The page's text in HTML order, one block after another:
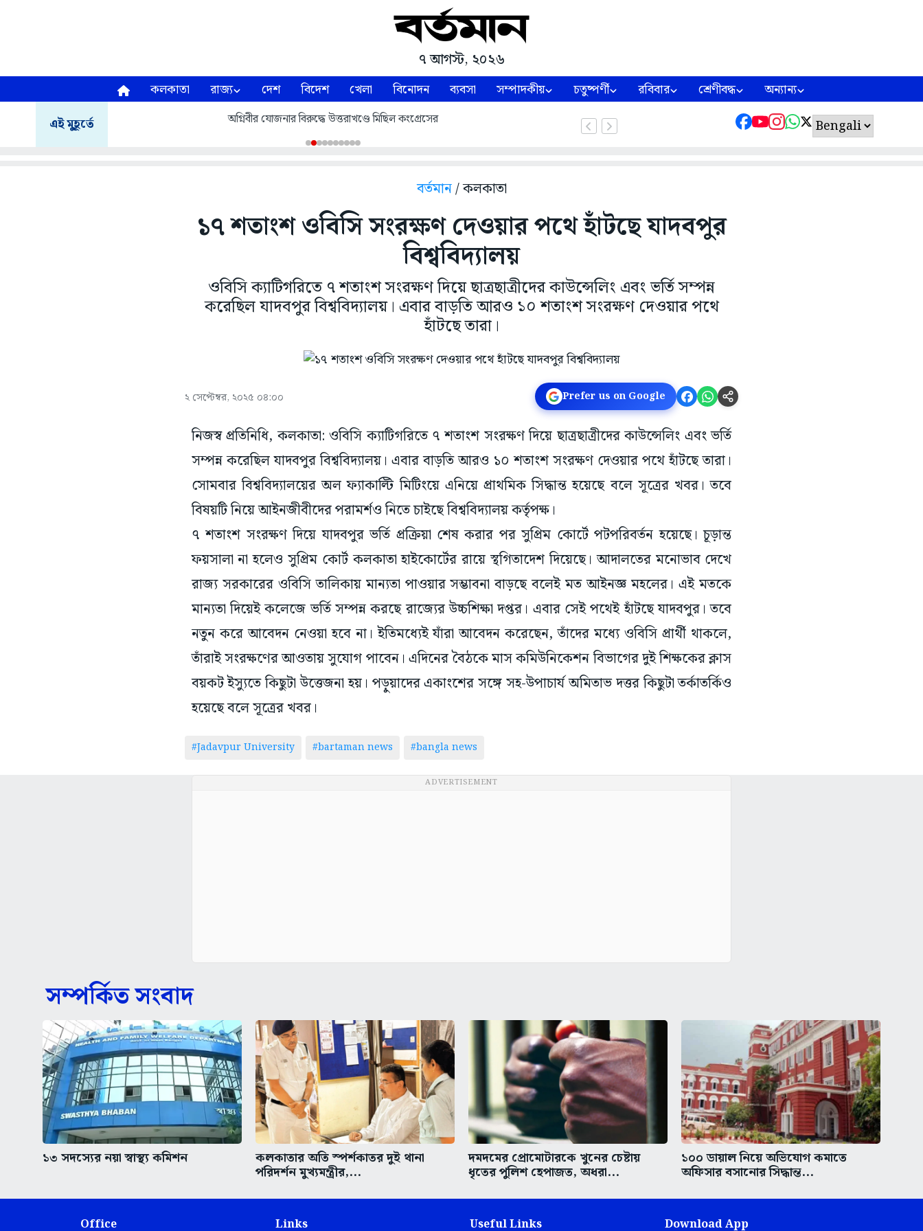
৭ আগস্ট, ২০২৬
কলকাতা রাজ্য দেশ বিদেশ খেলা বিনোদন ব্যবসা সম্পাদকীয় চতুষ্পর্ণী রবিবার শ্রেণীবদ্ধ অন্যান্য
এই মুহূর্তে অগ্নিবীর যোজনার বিরুদ্ধে উত্তরাখণ্ডে মিছিল কংগ্রেসের
বর্তমান/ কলকাতা
১৭ শতাংশ ওবিসি সংরক্ষণ দেওয়ার পথে হাঁটছে যাদবপুর
বিশ্ববিদ্যালয়
ওবিসি ক্যাটিগরিতে ৭ শতাংশ সংরক্ষণ দিয়ে ছাত্রছাত্রীদের কাউন্সেলিং এবং ভর্তি সম্পন্ন
করেছিল যাদবপুর বিশ্ববিদ্যালয়। এবার বাড়তি আরও ১০ শতাংশ সংরক্ষণ দেওয়ার পথে
হাঁটছে তারা।
২ সেপ্টেম্বর, ২০২৫ ০৪:০০ Prefer us on Google
নিজস্ব প্রতিনিধি, কলকাতা: ওবিসি ক্যাটিগরিতে ৭ শতাংশ সংরক্ষণ দিয়ে ছাত্রছাত্রীদের কাউন্সেলিং এবং ভর্তি
সম্পন্ন করেছিল যাদবপুর বিশ্ববিদ্যালয়। এবার বাড়তি আরও ১০ শতাংশ সংরক্ষণ দেওয়ার পথে হাঁটছে তারা।
সোমবার বিশ্ববিদ্যালয়ের অল ফ্যাকাল্টি মিটিংয়ে এনিয়ে প্রাথমিক সিদ্ধান্ত হয়েছে বলে সূত্রের খবর। তবে
বিষয়টি নিয়ে আইনজীবীদের পরামর্শও নিতে চাইছে বিশ্ববিদ্যালয় কর্তৃপক্ষ।
৭ শতাংশ সংরক্ষণ দিয়ে যাদবপুর ভর্তি প্রক্রিয়া শেষ করার পর সুপ্রিম কোর্টে পটপরিবর্তন হয়েছে। চূড়ান্ত
ফয়সালা না হলেও সুপ্রিম কোর্ট কলকাতা হাইকোর্টের রায়ে স্থগিতাদেশ দিয়েছে। আদালতের মনোভাব দেখে
রাজ্য সরকারের ওবিসি তালিকায় মান্যতা পাওয়ার সম্ভাবনা বাড়ছে বলেই মত আইনজ্ঞ মহলের। এই মতকে
মান্যতা দিয়েই কলেজে ভর্তি সম্পন্ন করছে রাজ্যের উচ্চশিক্ষা দপ্তর। এবার সেই পথেই হাঁটছে যাদবপুর। তবে
নতুন করে আবেদন নেওয়া হবে না। ইতিমধ্যেই যাঁরা আবেদন করেছেন, তাঁদের মধ্যে ওবিসি প্রার্থী থাকলে,
তাঁরাই সংরক্ষণের আওতায় সুযোগ পাবেন। এদিনের বৈঠকে মাস কমিউনিকেশন বিভাগের দুই শিক্ষকের ক্লাস
বয়কট ইস্যুতে কিছুটা উত্তেজনা হয়। পড়ুয়াদের একাংশের সঙ্গে সহ-উপাচার্য অমিতাভ দত্তর কিছুটা তর্কাতর্কিও
হয়েছে বলে সূত্রের খবর।
#Jadavpur University #bartaman news #bangla news
ADVERTISEMENT
সম্পর্কিত সংবাদ
১৩ সদস্যের নয়া স্বাস্থ্য কমিশন কলকাতার অতি স্পর্শকাতর দুই থানা
পরিদর্শন মুখ্যমন্ত্রীর,...
দমদমের প্রোমোটারকে খুনের চেষ্টায়
ধৃতের পুলিশ হেপাজত, অধরা...
১০০ ডায়াল নিয়ে অভিযোগ কমাতে
অফিসার বসানোর সিদ্ধান্ত...
Office Links Useful Links Download App